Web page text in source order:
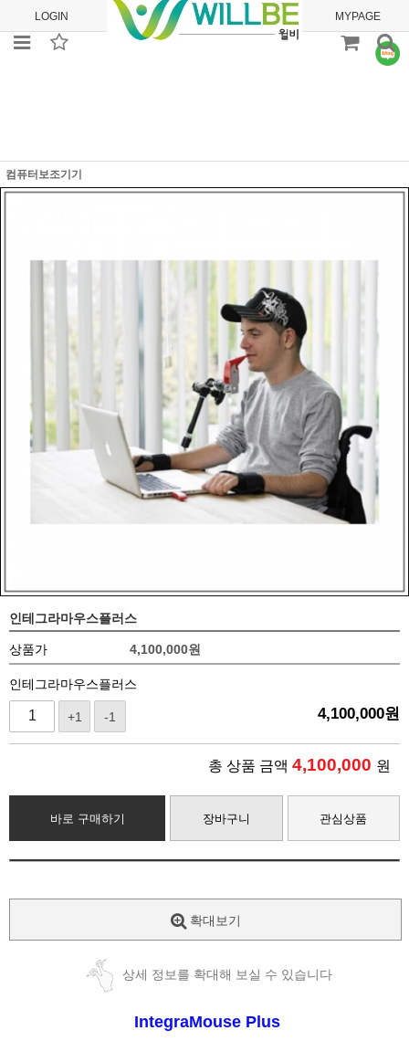
LOGIN JOIN ORDER MYPAGE
컴퓨터보조기기
인테그라마우스플러스
상품가 4,100,000원
인테그라마우스플러스
+1 -1 4,100,000원
총 상품 금액 4,100,000 원
바로 구매하기 장바구니 관심상품
확대보기
상세 정보를 확대해 보실 수 있습니다
IntegraMouse Plus